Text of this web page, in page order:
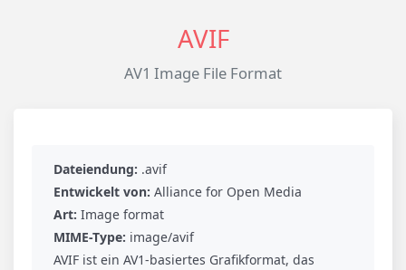
AVIF
AV1 Image File Format
Dateiendung: .avif
Entwickelt von: Alliance for Open Media
Art: Image format
MIME-Type: image/avif
AVIF ist ein AV1-basiertes Grafikformat, das